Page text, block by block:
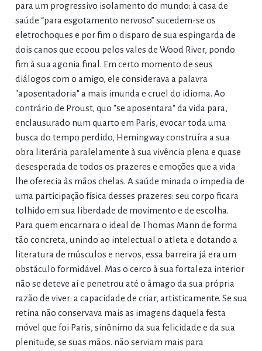
para um progressivo isolamento do mundo: à casa de
saúde “para esgotamento nervoso” sucedem-se os
eletrochoques e por fim o disparo de sua espingarda de
dois canos que ecoou pelos vales de Wood River, pondo
fim à sua agonia final. Em certo momento de seus
diálogos com o amigo, ele considerava a palavra
"aposentadoria" a mais imunda e cruel do idioma. Ao
contrário de Proust, quo "se aposentara" da vida para,
enclausurado num quarto em Paris, evocar toda uma
busca do tempo perdido, Hemingway construíra a sua
obra literária paralelamente à sua vivência plena e quase
desesperada de todos os prazeres e emoções que a vida
lhe oferecia às mãos chelas. A saúde minada o impedia de
uma participação física desses prazeres: seu corpo ficara
tolhido em sua liberdade de movimento e de escolha.
Para quem encarnara o ideal de Thomas Mann de forma
tão concreta, unindo ao intelectual o atleta e dotando a
literatura de músculos e nervos, essa barreira já era um
obstáculo formidável. Mas o cerco à sua fortaleza interior
não se deteve aí e penetrou até o âmago da sua própria
razão de viver: a capacidade de criar, artisticamente. Se sua
retina não conservava mais as imagens daquela festa
móvel que foi Paris, sinônimo da sua felicidade e da sua
plenitude, se suas mãos. não serviam mais para